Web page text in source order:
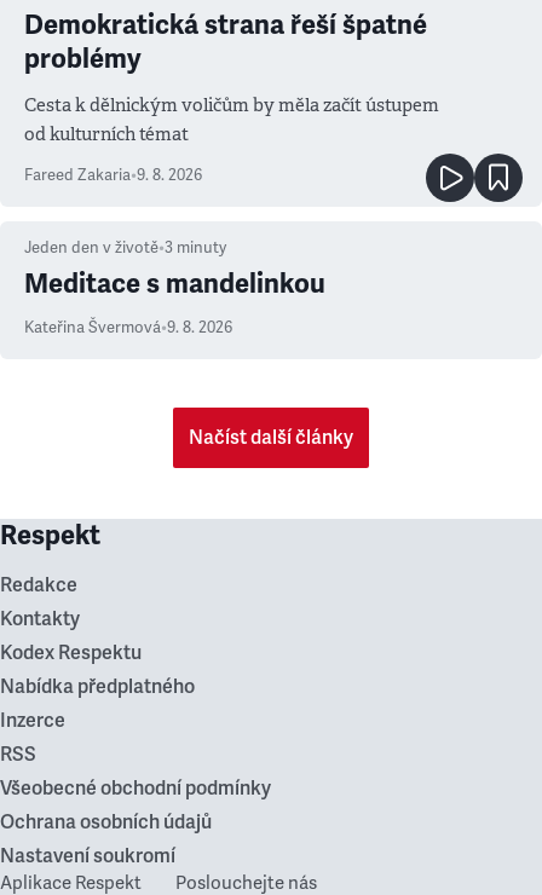
Demokratická strana řeší špatné
problémy
Cesta k dělnickým voličům by měla začít ústupem
od kulturních témat
Fareed Zakaria•9. 8. 2026
Jeden den v životě•3 minuty
Meditace s mandelinkou
Kateřina Švermová•9. 8. 2026
Načíst další články
Respekt
Redakce
Kontakty
Kodex Respektu
Nabídka předplatného
Inzerce
RSS
Všeobecné obchodní podmínky
Ochrana osobních údajů
Nastavení soukromí
Aplikace Respekt Poslouchejte nás